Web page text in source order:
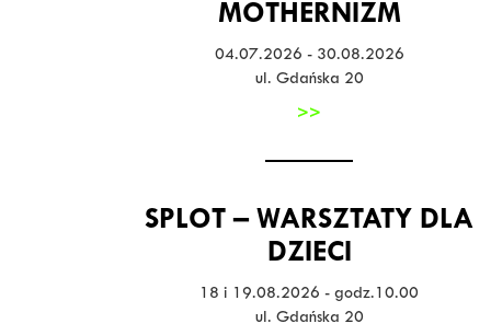
MOTHERNIZM
04.07.2026 - 30.08.2026
ul. Gdańska 20
>>
SPLOT – WARSZTATY DLA
DZIECI
18 i 19.08.2026 - godz.10.00
ul. Gdańska 20